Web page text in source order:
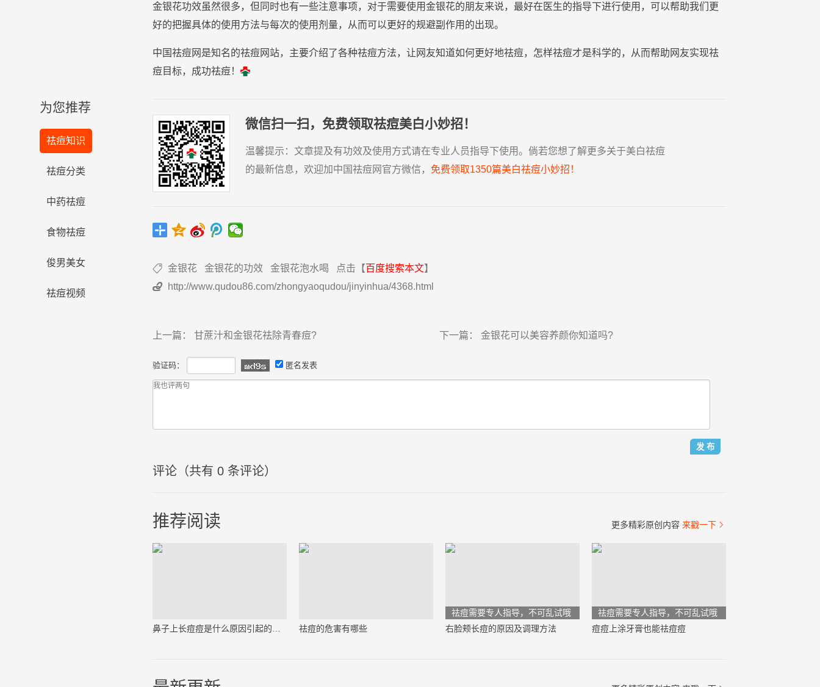
为您推荐
祛痘知识
祛痘分类
中药祛痘
食物祛痘
俊男美女
祛痘视频
金银花功效虽然很多，但同时也有一些注意事项，对于需要使用金银花的朋友来说，最好在医生的指导下进行使用，可以帮助我们更
好的把握具体的使用 方法与每次的使用剂量，从而可以更好的规避副作用的出现。
中国祛痘网是知名的祛痘网站，主要介绍了各种祛痘方法，让网友知道如何更好地祛痘，怎样祛痘才是科学的，从而帮助网友实现祛
痘目标，成功祛痘！
微信扫一扫，免费领取祛痘美白小妙招！
温馨提示： 文章提及有功效及使用方式请在专业人员指导下使用。倘若您想了解更多关于美白祛痘
的最新信息，欢迎加中国祛痘网官方微信， 免费领取1350篇美白祛痘小妙招！
 金银花 金银花的功效 金银花泡水喝 点击【百度搜索本文】
 http://www.qudou86.com/zhongyaoqudou/jinyinhua/4368.html
上一篇： 甘蔗汁和金银花祛除青春痘? 下一篇： 金银花可以美容养颜你知道吗?
验证码： 匿名发表
评论（共有 0 条评论）
更多精彩原创内容 来戳一下 
推荐阅读
祛痘的危害有哪些
祛痘需要专人指导，不可乱试哦
右脸颊长痘的原因及调理方法
祛痘需要专人指导，不可乱试哦
痘痘上涂牙膏也能祛痘痘